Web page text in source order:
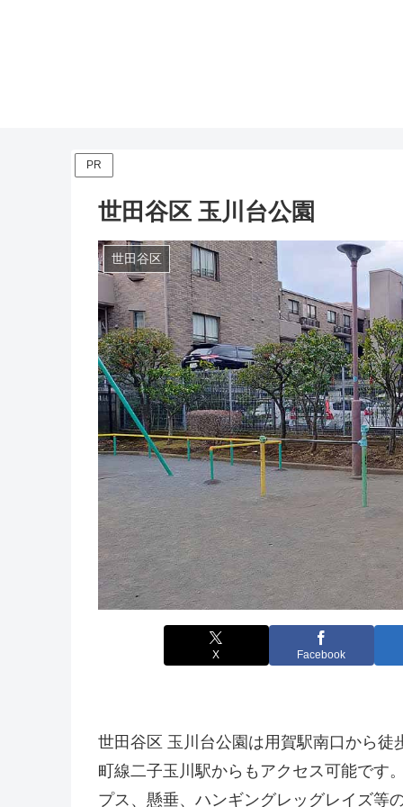
PR
世田谷区 玉川台公園
世田谷区
X Facebook
世田谷区 玉川台公園は用賀駅南口から
町線二子玉川駅からもアクセス可能です
プス、懸垂、ハンギングレッグレイズ等